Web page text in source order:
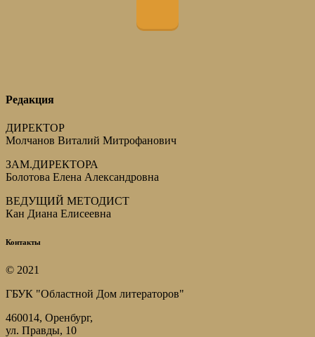
Редакция
ДИРЕКТОР
Молчанов Виталий Митрофанович
ЗАМ.ДИРЕКТОРА
Болотова Елена Александровна
ВЕДУЩИЙ МЕТОДИСТ
Кан Диана Елисеевна
Контакты
© 2021
ГБУК "Областной Дом литераторов"
460014, Оренбург,
ул. Правды, 10